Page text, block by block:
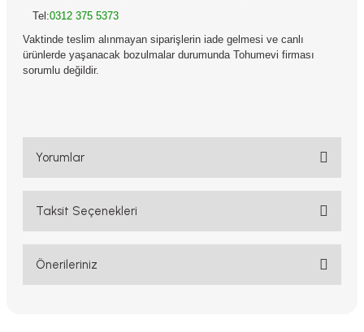
Tel:0312 375 5373
Vaktinde teslim alınmayan siparişlerin iade gelmesi ve canlı
ürünlerde yaşanacak bozulmalar durumunda Tohumevi firması
sorumlu değildir.
Yorumlar
Bu ürüne ilk yorumu siz yapın!
Taksit Seçenekleri
Önerileriniz